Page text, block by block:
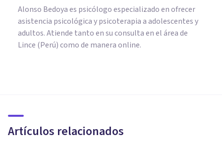
Alonso Bedoya es psicólogo especializado en ofrecer
asistencia psicológica y psicoterapia a adolescentes y
adultos. Atiende tanto en su consulta en el área de
Lince (Perú) como de manera online.
Artículos relacionados
pánico? 5 ideas clave